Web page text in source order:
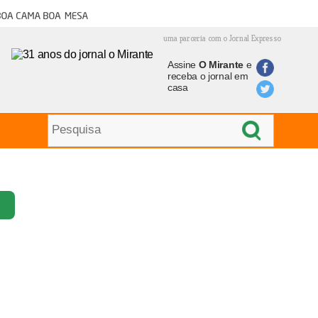
cama boa mesa
uma parceria com o Jornal Expresso
Assine O Mirantee
receba o jornal em
casa